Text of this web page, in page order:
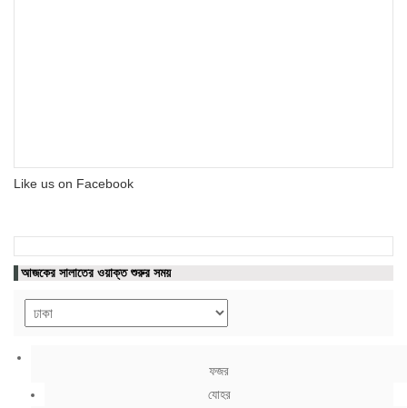
Like us on Facebook
আজকের সালাতের ওয়াক্ত শুরুর সময়
ফজর
যোহর